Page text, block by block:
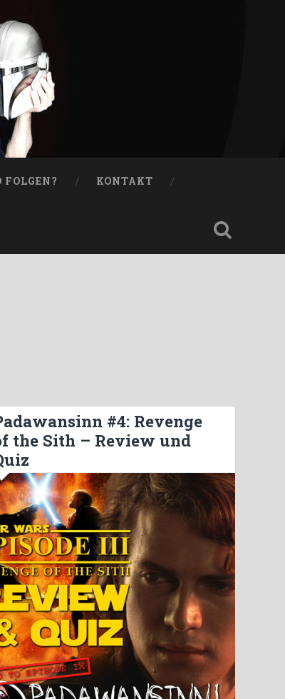
FOLGEN? KONTAKT
#4: Revenge
the Sith – Review und